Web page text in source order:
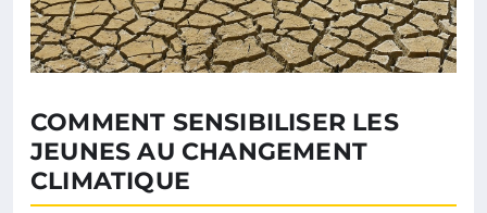
COMMENT SENSIBILISER LES
JEUNES AU CHANGEMENT
CLIMATIQUE